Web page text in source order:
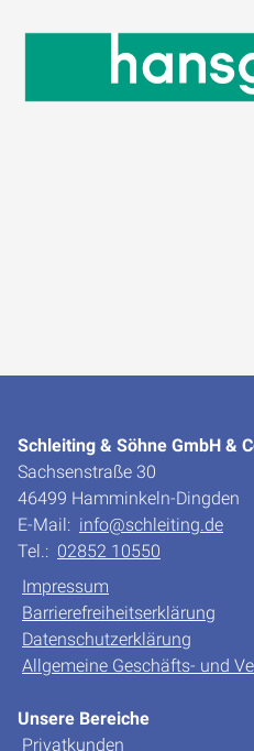
Schleiting & Söhne GmbH &
Sachsenstraße 30
46499 Hamminkeln-Dingden
E-Mail: info@schleiting.de
Tel.: 02852 10550
Impressum
Barrierefreiheitserklärung
Datenschutzerklärung
Allgemeine Geschäfts- und
Unsere Bereiche
Privatkunden